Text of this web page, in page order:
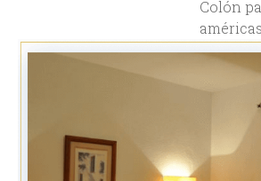
hermosos parajes y un valor
internacional. Ubicados en La
Frontera, junto al muelle de las
donde partió Cristobal Colón para